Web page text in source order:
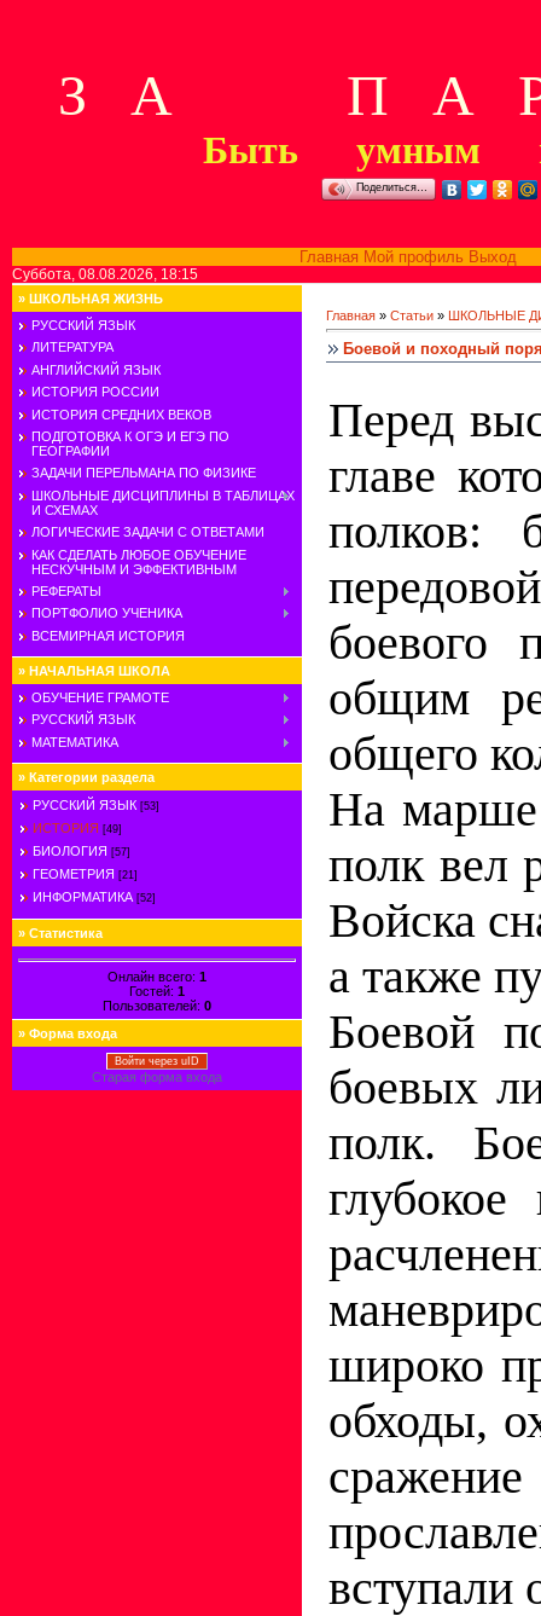
З А П А Р
Быть умным
Поделиться…
Главная Мой профиль Выход
Суббота, 08.08.2026, 18:15
» ШКОЛЬНАЯ ЖИЗНЬ
РУССКИЙ ЯЗЫК
ЛИТЕРАТУРА
АНГЛИЙСКИЙ ЯЗЫК
ИСТОРИЯ РОССИИ
ИСТОРИЯ СРЕДНИХ ВЕКОВ
ПОДГОТОВКА К ОГЭ И ЕГЭ ПО
ГЕОГРАФИИ
ЗАДАЧИ ПЕРЕЛЬМАНА ПО ФИЗИКЕ
ШКОЛЬНЫЕ ДИСЦИПЛИНЫ В ТАБЛИЦАХ
И СХЕМАХ
ЛОГИЧЕСКИЕ ЗАДАЧИ С ОТВЕТАМИ
КАК СДЕЛАТЬ ЛЮБОЕ ОБУЧЕНИЕ
НЕСКУЧНЫМ И ЭФФЕКТИВНЫМ
РЕФЕРАТЫ
ПОРТФОЛИО УЧЕНИКА
ВСЕМИРНАЯ ИСТОРИЯ
» НАЧАЛЬНАЯ ШКОЛА
ОБУЧЕНИЕ ГРАМОТЕ
РУССКИЙ ЯЗЫК
МАТЕМАТИКА
» Категории раздела
РУССКИЙ ЯЗЫК [53]
ИСТОРИЯ [49]
БИОЛОГИЯ [57]
ГЕОМЕТРИЯ [21]
ИНФОРМАТИКА [52]
» Статистика
Онлайн всего: 1
Гостей: 1
Пользователей: 0
» Форма входа
Войти через uID
Старая форма входа
Главная » Статьи » ШКОЛЬНЫЕ
Боевой и походный
Перед
главе
полков:
боевого
общим
общего
На марше
полк вел
Войска
а также
Боевой
боевых
полк.
широко
обходы,
вступали